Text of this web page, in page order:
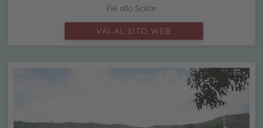
Fiè allo Sciliar
VAI AL SITO WEB